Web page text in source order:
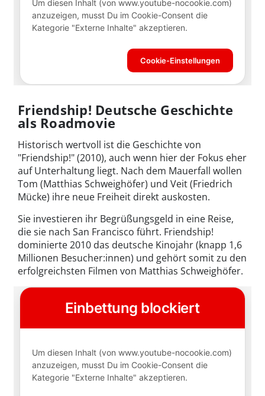
Friendship! Deutsche Geschichte
als Roadmovie
Historisch wertvoll ist die Geschichte von
"Friendship!" (2010), auch wenn hier der Fokus eher
auf Unterhaltung liegt. Nach dem Mauerfall wollen
Tom (Matthias Schweighöfer) und Veit (Friedrich
Mücke) ihre neue Freiheit direkt auskosten.
Sie investieren ihr Begrüßungsgeld in eine Reise,
die sie nach San Francisco führt. Friendship!
dominierte 2010 das deutsche Kinojahr (knapp 1,6
Millionen Besucher:innen) und gehört somit zu den
erfolgreichsten Filmen von Matthias Schweighöfer.